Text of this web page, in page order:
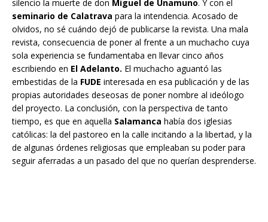
silencio la muerte de don Miguel de Unamuno. Y con el
seminario de Calatrava para la intendencia. Acosado de
olvidos, no sé cuándo dejó de publicarse la revista. Una mala
revista, consecuencia de poner al frente a un muchacho cuya
sola experiencia se fundamentaba en llevar cinco años
escribiendo en El Adelanto. El muchacho aguantó las
embestidas de la FUDE interesada en esa publicación y de las
propias autoridades deseosas de poner nombre al ideólogo
del proyecto. La conclusión, con la perspectiva de tanto
tiempo, es que en aquella Salamanca había dos iglesias
católicas: la del pastoreo en la calle incitando a la libertad, y la
de algunas órdenes religiosas que empleaban su poder para
seguir aferradas a un pasado del que no querían desprenderse.